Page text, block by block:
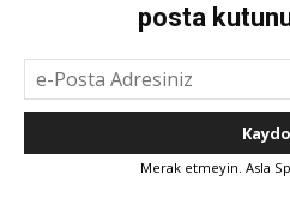
posta
Merak etmeyin. Asla